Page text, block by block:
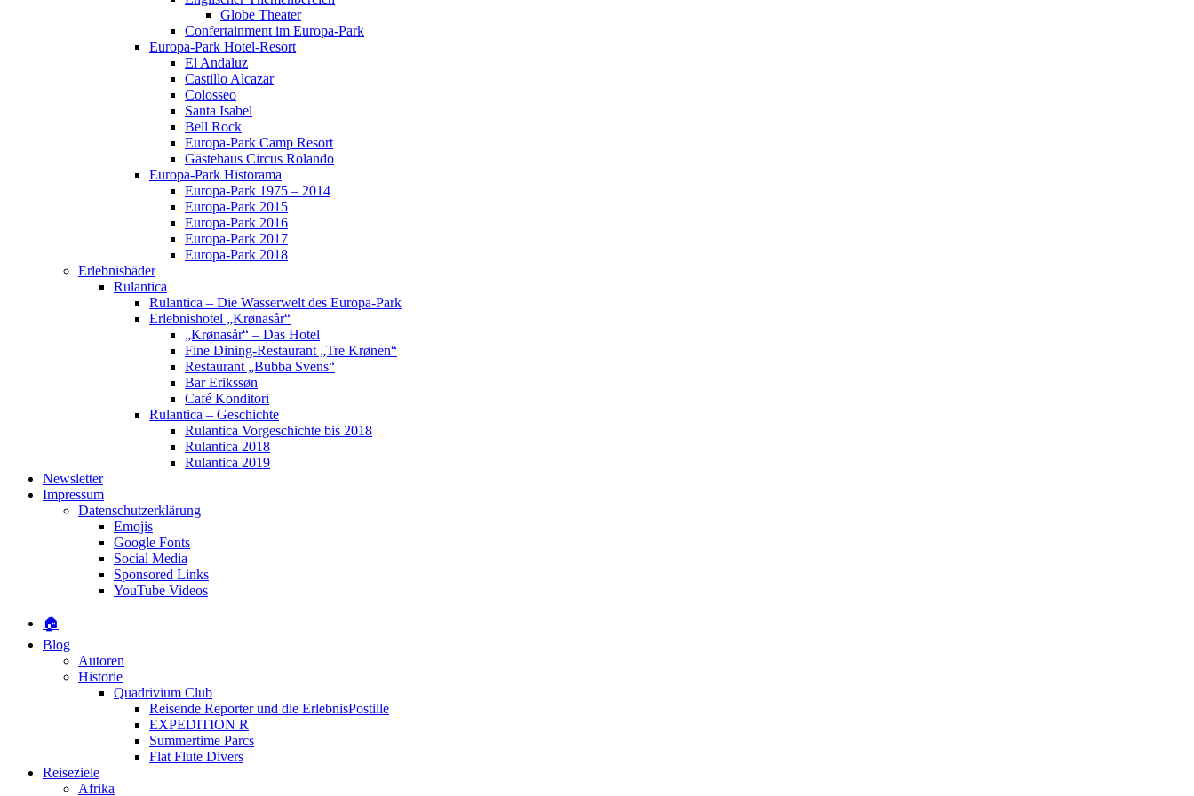
Globe Theater
Confertainment im Europa-Park
Europa-Park Hotel-Resort
El Andaluz
Castillo Alcazar
Colosseo
Santa Isabel
Bell Rock
Europa-Park Camp Resort
Gästehaus Circus Rolando
Europa-Park Historama
Europa-Park 1975 – 2014
Europa-Park 2015
Europa-Park 2016
Europa-Park 2017
Europa-Park 2018
Erlebnisbäder
Rulantica
Rulantica – Die Wasserwelt des Europa-Park
Erlebnishotel „Krønasår“
„Krønasår“ – Das Hotel
Fine Dining-Restaurant „Tre Krønen“
Restaurant „Bubba Svens“
Bar Erikssøn
Café Konditori
Rulantica – Geschichte
Rulantica Vorgeschichte bis 2018
Rulantica 2018
Rulantica 2019
Newsletter
Impressum
Datenschutzerklärung
Emojis
Google Fonts
Social Media
Sponsored Links
YouTube Videos
🏠
Blog
Autoren
Historie
Quadrivium Club
Reisende Reporter und die ErlebnisPostille
EXPEDITION R
Summertime Parcs
Flat Flute Divers
Reiseziele
Afrika